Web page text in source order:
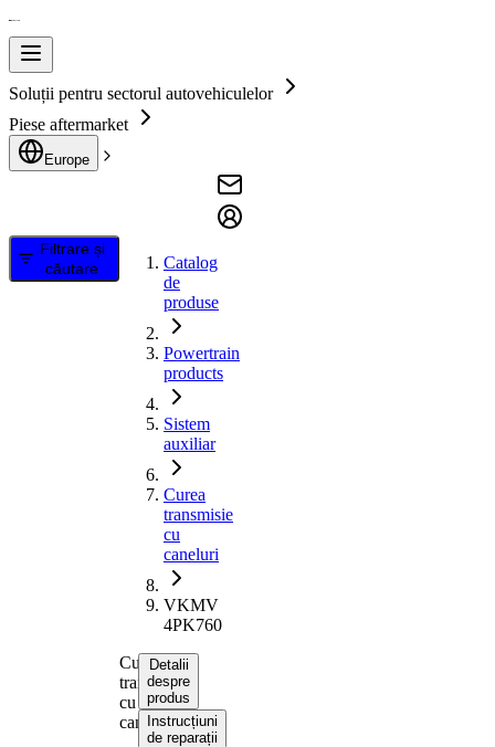
Soluții pentru sectorul autovehiculelor
Piese aftermarket
Europe
Filtrare și
căutare
Catalog
de
produse
Powertrain
products
Sistem
auxiliar
Curea
transmisie
cu
caneluri
VKMV
4PK760
Curea
transmisie
cu
caneluri
Detalii
despre
produs
Instrucțiuni
de reparații